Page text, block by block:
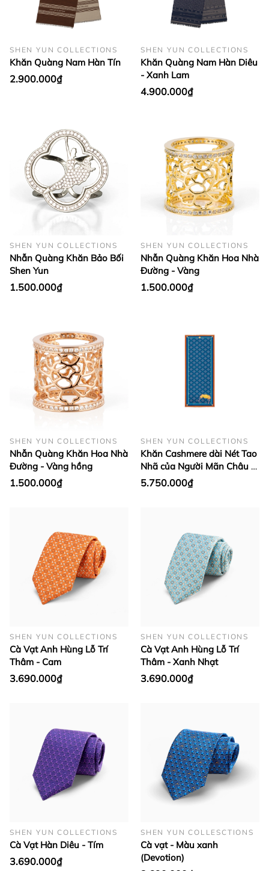
SHEN YUN COLLECTIONS
Khăn Quàng Nam Hàn Tín
2.900.000₫
SHEN YUN COLLECTIONS
Khăn Quàng Nam Hàn Diêu
- Xanh Lam
4.900.000₫
SHEN YUN COLLECTIONS
Nhẫn Quàng Khăn Bảo Bối
Shen Yun
1.500.000₫
SHEN YUN COLLECTIONS
Nhẫn Quàng Khăn Hoa Nhà
Đường - Vàng
1.500.000₫
SHEN YUN COLLECTIONS
Nhẫn Quàng Khăn Hoa Nhà
Đường - Vàng hồng
1.500.000₫
SHEN YUN COLLECTIONS
Khăn Cashmere dài Nét Tao
Nhã của Người Mãn Châu -
Xanh biển
5.750.000₫
SHEN YUN COLLECTIONS
Cà Vạt Anh Hùng Lỗ Trí
Thâm - Cam
3.690.000₫
SHEN YUN COLLECTIONS
Cà Vạt Anh Hùng Lỗ Trí
Thâm - Xanh Nhạt
3.690.000₫
SHEN YUN COLLECTIONS
Cà Vạt Hàn Diêu - Tím
3.690.000₫
SHEN YUN COLLESCTIONS
Cà vạt - Màu xanh
(Devotion)